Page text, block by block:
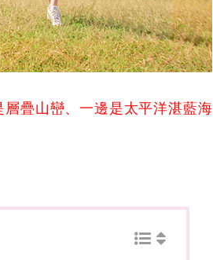
疊山巒、一邊是太平洋湛藍海